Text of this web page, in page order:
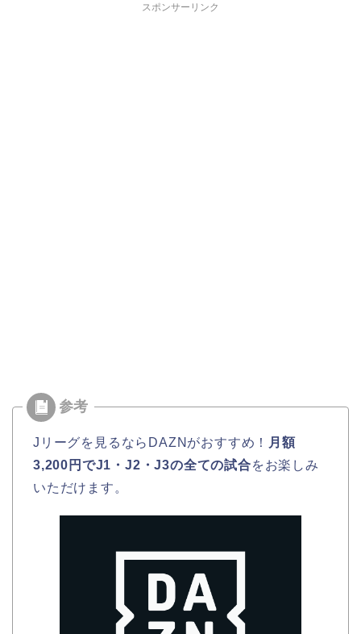
スポンサーリンク
Jリーグを見るならDAZNがおすすめ！
月額
3,200円でJ1・J2・J3の全ての試合をお楽しみ
いただけます。